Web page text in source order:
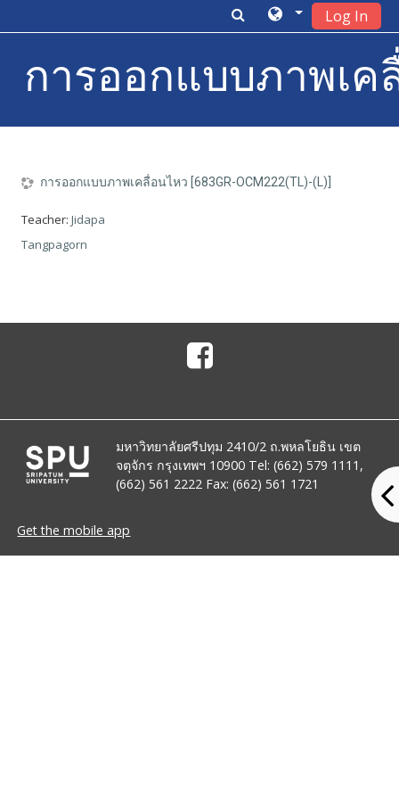
Log In
การออกแบบภาพเคลื่
การออกแบบภาพเคลื่อนไหว [683GR-OCM222(TL)-(L)]
Teacher:Jidapa
Tangpagorn
มหาวิทยาลัยศรีปทุม 2410/2 ถ.พหลโยธิน เขต
จตุจักร กรุงเทพฯ 10900 Tel: (662) 579 1111,
(662) 561 2222 Fax: (662) 561 1721
Get the mobile app